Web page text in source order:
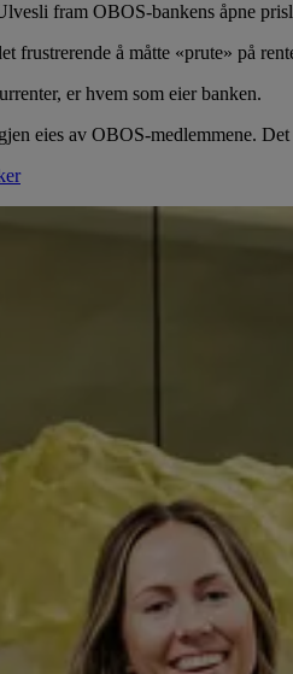
fram OBOS-bankens åpne
frustrerende å måtte «prute» på
er hvem som eier banken.
eies av OBOS-medlemmene.